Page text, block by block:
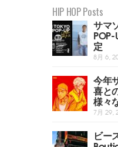
HIP HOP Posts
サマ
POP-
定
8月 6,
今年
喜と
様々
7月 29,
ビー